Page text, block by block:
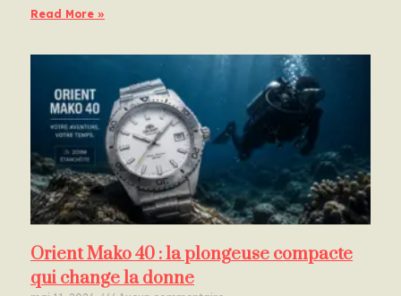
Read More »
Orient Mako 40 : la plongeuse compacte
qui change la donne